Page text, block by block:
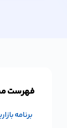
فهرست
برنامه